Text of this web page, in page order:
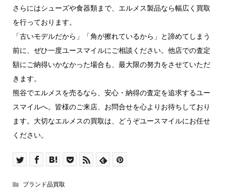
さらにはシューズや食器類まで、エルメス製品なら幅広く買取
を行っております。
「古いモデルだから」「角が擦れているから」と諦めてしまう
前に、ぜひ一度ユースマイルにご相談ください。他店での査定
額にご納得いかなかった場合も、最大限の努力をさせていただ
きます。
熊谷でエルメスを売るなら、安心・納得の査定を追求するユー
スマイルへ。皆様のご来店、お問合せを心よりお待ちしており
ます。大切なエルメスの買取は、どうぞユースマイルにお任せ
ください。
ブランド品買取